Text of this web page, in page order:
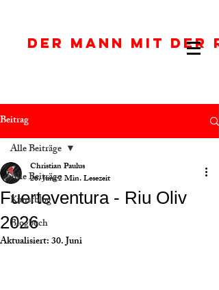
DER MANN MIT DER
Beitrag
Alle Beiträge
Kunstblog
Blogbuch
Alle Beiträge
Fuerteventura - Riu Oliv
2026
Christian Paulus
26. Juni2 Min. Lesezeit
Aktualisiert:30. Juni